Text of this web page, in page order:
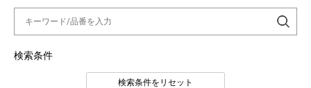
検索条件
検索条件をリセット